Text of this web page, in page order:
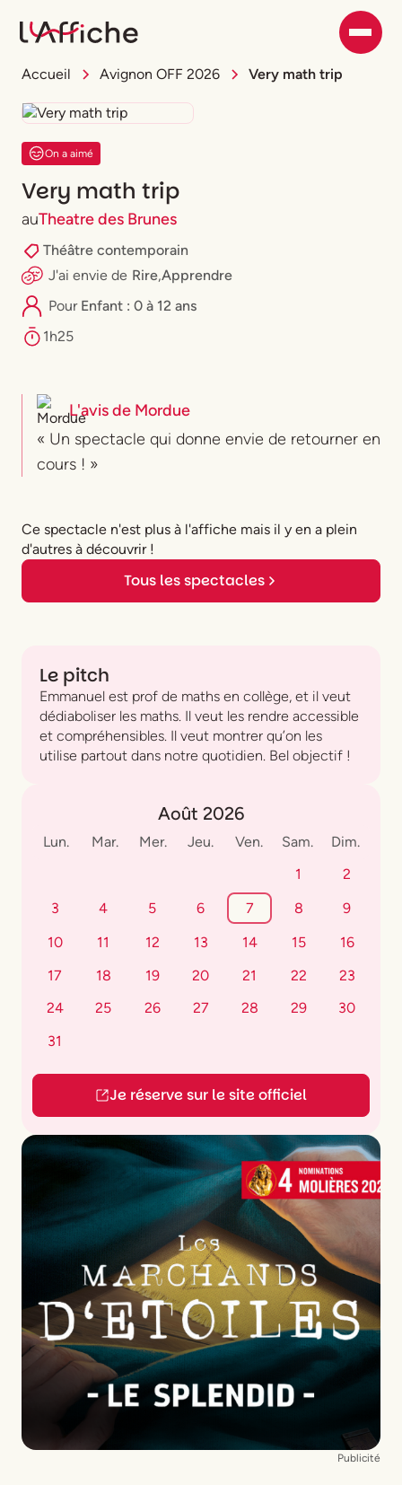
Accueil Avignon OFF 2026 Very math trip
On a aimé
Very math trip
auTheatre des Brunes
Théâtre contemporain
J'ai envie de Rire,Apprendre
Pour Enfant : 0 à 12 ans
1h25
L'avis de Mordue
« Un spectacle qui donne envie de retourner en
cours ! »
Ce spectacle n'est plus à l'affiche mais il y en a plein
d'autres à découvrir !
Tous les spectacles
Le pitch
Emmanuel est prof de maths en collège, et il veut
dédiaboliser les maths. Il veut les rendre accessible
et compréhensibles. Il veut montrer qu’on les
utilise partout dans notre quotidien. Bel objectif !
Août 2026
Lun. Mar. Mer. Jeu. Ven. Sam.
Dim.
1
2
3
4 5 6 7 8
9
10
11 12 13 14 15
16
17
18 19 20 21 22
23
24
25 26 27 28 29
30
31
Je réserve sur le site officiel
Publicité